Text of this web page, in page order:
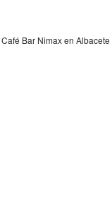
Café Bar Nimax en Albacete